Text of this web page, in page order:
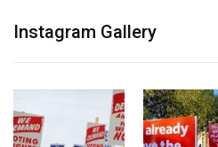
Instagram Gallery